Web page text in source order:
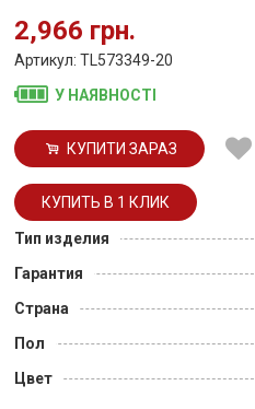
2,966 грн.
Артикул: TL573349-20
У НАЯВНОСТІ
КУПИТИ ЗАРАЗ
Тип изделия
Гарантия
Страна
Пол
Цвет